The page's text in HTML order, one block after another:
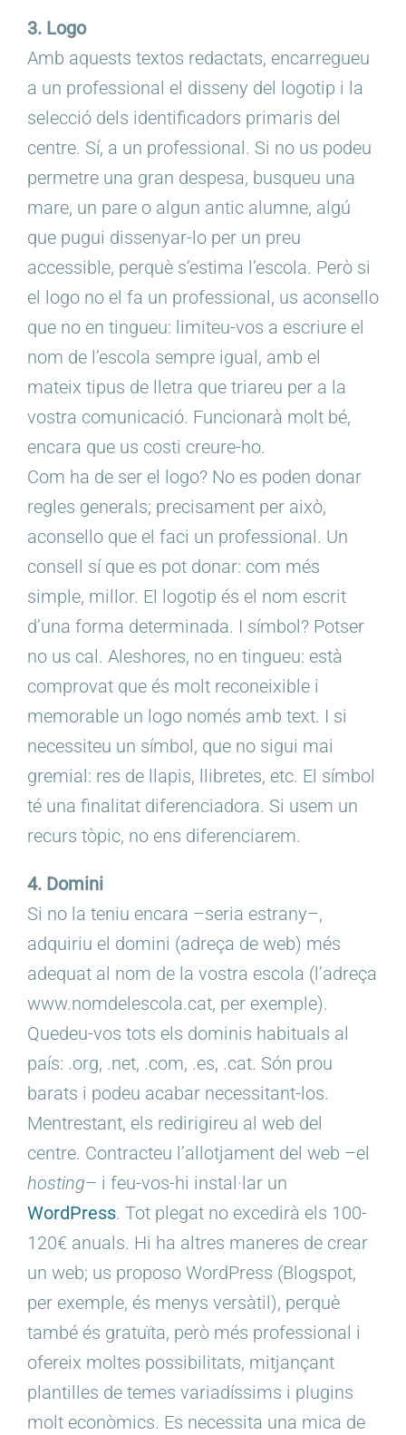
3. Logo
Amb aquests textos redactats, encarregueu
a un professional el disseny del logotip i la
selecció dels identificadors primaris del
centre. Sí, a un professional. Si no us podeu
permetre una gran despesa, busqueu una
mare, un pare o algun antic alumne, algú
que pugui dissenyar-lo per un preu
accessible, perquè s’estima l’escola. Però si
el logo no el fa un professional, us aconsello
que no en tingueu: limiteu-vos a escriure el
nom de l’escola sempre igual, amb el
mateix tipus de lletra que triareu per a la
vostra comunicació. Funcionarà molt bé,
encara que us costi creure-ho.
Com ha de ser el logo? No es poden donar
regles generals; precisament per això,
aconsello que el faci un professional. Un
consell sí que es pot donar: com més
simple, millor. El logotip és el nom escrit
d’una forma determinada. I símbol? Potser
no us cal. Aleshores, no en tingueu: està
comprovat que és molt reconeixible i
memorable un logo només amb text. I si
necessiteu un símbol, que no sigui mai
gremial: res de llapis, llibretes, etc. El símbol
té una finalitat diferenciadora. Si usem un
recurs tòpic, no ens diferenciarem.
4. Domini
Si no la teniu encara –seria estrany–,
adquiriu el domini (adreça de web) més
adequat al nom de la vostra escola (l’adreça
www.nomdelescola.cat, per exemple).
Quedeu-vos tots els dominis habituals al
país: .org, .net, .com, .es, .cat. Són prou
barats i podeu acabar necessitant-los.
Mentrestant, els redirigireu al web del
centre. Contracteu l’allotjament del web –el
hosting– i feu-vos-hi instal·lar un
WordPress. Tot plegat no excedirà els 100-
120€ anuals. Hi ha altres maneres de crear
un web; us proposo WordPress (Blogspot,
per exemple, és menys versàtil), perquè
també és gratuïta, però més professional i
ofereix moltes possibilitats, mitjançant
plantilles de temes variadíssims i plugins
molt econòmics. Es necessita una mica de